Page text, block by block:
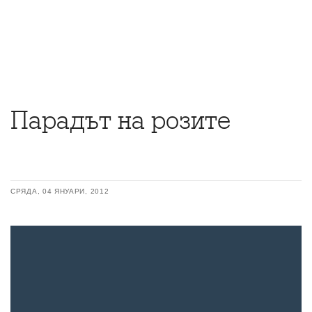
Парадът на розите
СРЯДА, 04 ЯНУАРИ, 2012